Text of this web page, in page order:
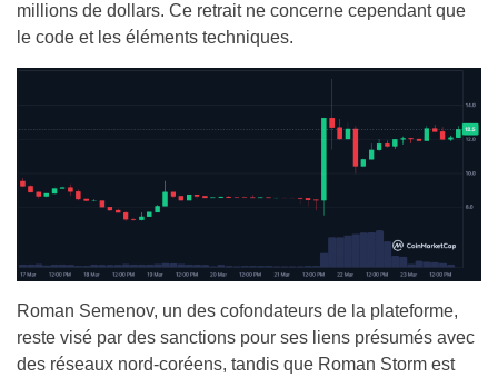
millions de dollars. Ce retrait ne concerne cependant que
le code et les éléments techniques.
Roman Semenov, un des cofondateurs de la plateforme,
reste visé par des sanctions pour ses liens présumés avec
des réseaux nord-coréens, tandis que Roman Storm est